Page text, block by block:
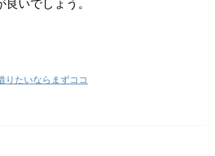
いでしょう。
りたいならまずココ